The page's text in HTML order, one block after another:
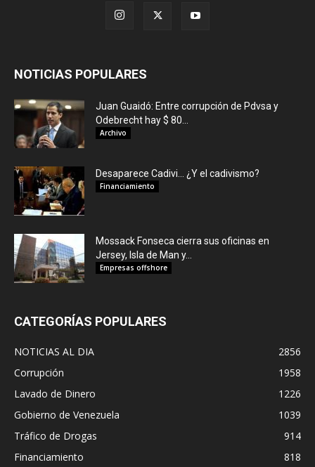
NOTICIAS POPULARES
Juan Guaidó: Entre corrupción de Pdvsa y
Odebrecht hay $ 80...
Archivo
Desaparece Cadivi… ¿Y el cadivismo?
Financiamiento
Mossack Fonseca cierra sus oficinas en
Jersey, Isla de Man y...
Empresas offshore
CATEGORÍAS POPULARES
NOTICIAS AL DIA
2856
Corrupción
1958
Lavado de Dinero
1226
Gobierno de Venezuela
1039
Tráfico de Drogas
914
Financiamiento
818